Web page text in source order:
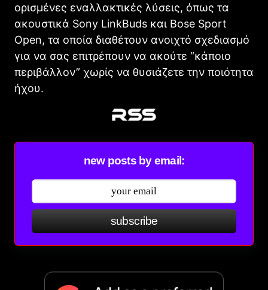
ορισμένες εναλλακτικές λύσεις, όπως τα
ακουστικά Sony LinkBuds και Bose Sport
Open, τα οποία διαθέτουν ανοιχτό σχεδιασμό
για να σας επιτρέπουν να ακούτε “κάποιο
περιβάλλον” χωρίς να θυσιάζετε την ποιότητα
ήχου.
new posts by email:
subscribe